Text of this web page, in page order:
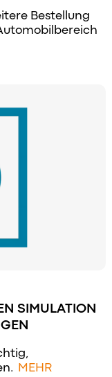
Bestellung
SIMULATION
MEHR